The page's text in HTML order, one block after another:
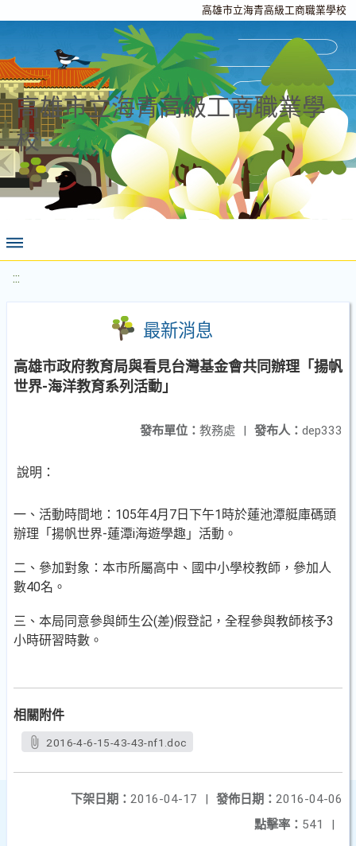
高雄市立海青高級工商職業學校
高雄市立海青高級工商職業學
校
:::
最新消息
高雄市政府教育局與看見台灣基金會共同辦理「揚帆
世界-海洋教育系列活動」
發布人： dep333
發布單位： 教務處 |
說明：
一、活動時間地：105年4月7日下午1時於蓮池潭艇庫碼頭
辦理「揚帆世界-蓮潭i海遊學趣」活動。
二、參加對象：本市所屬高中、國中小學校教師，參加人
數40名。
三、本局同意參與師生公(差)假登記，全程參與教師核予3
小時研習時數。
相關附件
2016-4-6-15-43-43-nf1.doc
發佈日期： 2016-04-06
下架日期： 2016-04-17
|
點擊率： 541 |